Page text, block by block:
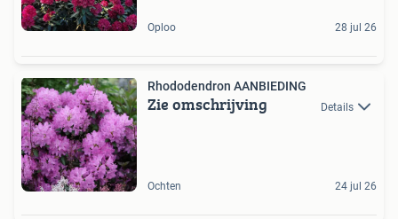
Oploo 28 jul 26
Rhododendron AANBIEDING
Zie omschrijving Details
Ochten 24 jul 26